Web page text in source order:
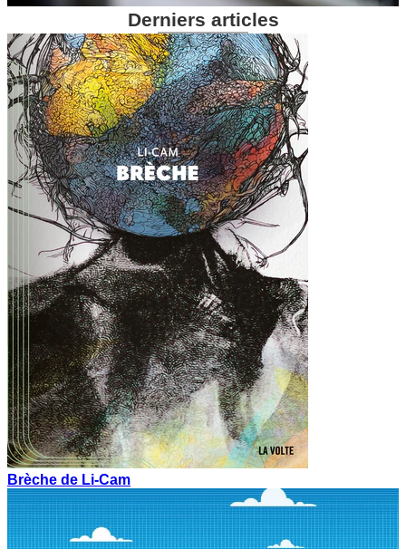
Derniers articles
Brèche de Li-Cam